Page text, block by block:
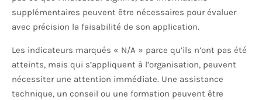
supplémentaires peuvent être nécessaires pour évaluer
avec précision la faisabilité de son application.
Les indicateurs marqués « N/A » parce qu’ils n’ont pas été
atteints, mais qui s’appliquent à l’organisation, peuvent
nécessiter une attention immédiate. Une assistance
technique, un conseil ou une formation peuvent être